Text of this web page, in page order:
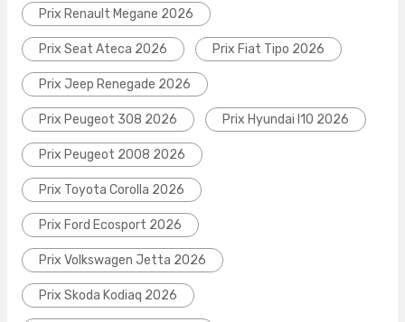
Prix Renault Megane 2026
Prix Seat Ateca 2026 Prix Fiat Tipo 2026
Prix Jeep Renegade 2026
Prix Peugeot 308 2026 Prix Hyundai I10 2026
Prix Peugeot 2008 2026
Prix Toyota Corolla 2026
Prix Ford Ecosport 2026
Prix Volkswagen Jetta 2026
Prix Skoda Kodiaq 2026